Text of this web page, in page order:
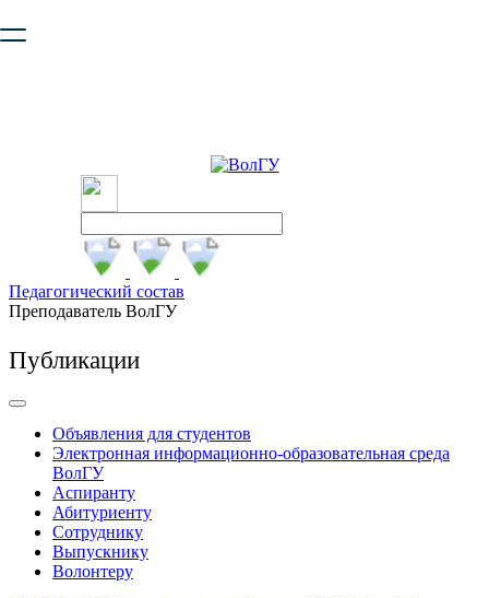
безопасную работу с сайтом. Пожалуйста
Педагогический состав
Преподаватель ВолГУ
Публикации
Объявления для студентов
Электронная информационно-образовательная среда
ВолГУ
Аспиранту
Абитуриенту
Сотруднику
Выпускнику
Волонтеру